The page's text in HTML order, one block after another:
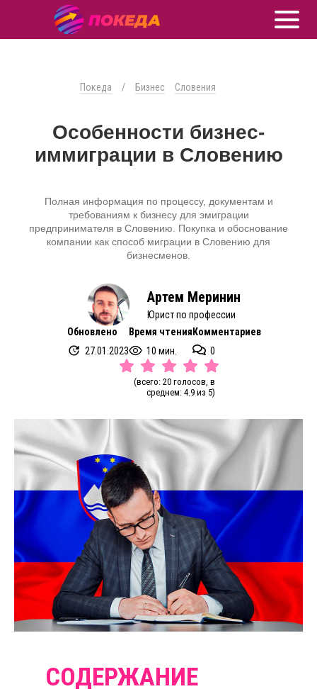
Покеда / Бизнес Словения
Особенности бизнес-
иммиграции в Словению
Полная информация по процессу, документам и
требованиям к бизнесу для эмиграции
предпринимателя в Словению. Покупка и обоснование
компании как способ миграции в Словению для
бизнесменов.
Артем Меринин
Юрист по профессии
Обновлено
27.01.2023
Время чтения
10 мин.
Комментариев
0
(всего: 20 голосов, в
среднем: 4.9 из 5)